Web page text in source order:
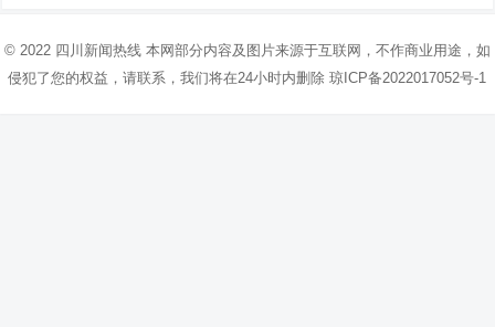
© 2022 四川新闻热线本网部分内容及图片来源于互联网，不作商业用途，如
侵犯了您的权益，请联系，我们将在24小时内删除琼ICP备2022017052号-1